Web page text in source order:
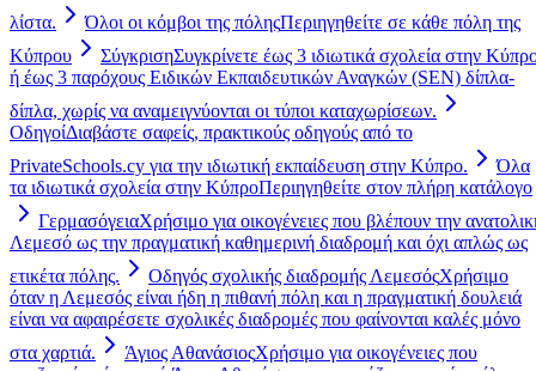
λίστα.
Όλοι οι κόμβοι της πόληςΠεριηγηθείτε σε κάθε πόλη της
Κύπρου
ΣύγκρισηΣυγκρίνετε έως 3 ιδιωτικά σχολεία στην
ή έως 3 παρόχους Ειδικών Εκπαιδευτικών Αναγκών (SEN) δίπλα-
δίπλα, χωρίς να αναμειγνύονται οι τύποι καταχωρίσεων.
ΟδηγοίΔιαβάστε σαφείς, πρακτικούς οδηγούς από το
PrivateSchools.cy για την ιδιωτική εκπαίδευση στην Κύπρο.
Όλα
τα ιδιωτικά σχολεία στην ΚύπροΠεριηγηθείτε στον πλήρη κατάλογο
ΓερμασόγειαΧρήσιμο για οικογένειες που βλέπουν την
Λεμεσό ως την πραγματική καθημερινή διαδρομή και όχι απλώς ως
ετικέτα πόλης.
Οδηγός σχολικής διαδρομής ΛεμεσόςΧρήσιμο
όταν η Λεμεσός είναι ήδη η πιθανή πόλη και η πραγματική δουλειά
είναι να αφαιρέσετε σχολικές διαδρομές που φαίνονται καλές μόνο
στα χαρτιά.
Άγιος ΑθανάσιοςΧρήσιμο για οικογένειες που